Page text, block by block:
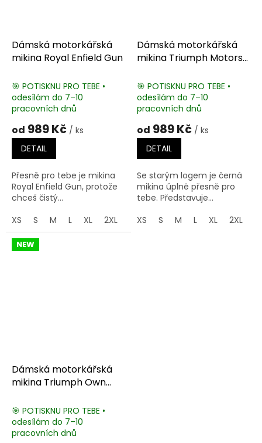
Dámská motorkářská
mikina Royal Enfield Gun
🎯 POTISKNU PRO TEBE •
odesílám do 7–10
pracovních dnů
od 989 Kč / ks
DETAIL
Přesně pro tebe je mikina
Royal Enfield Gun, protože
chceš čistý...
XS
S M L XL 2XL 3XL 4XL 5XL
Dámská motorkářská
mikina Triumph Motors
🎯 POTISKNU PRO TEBE •
odesílám do 7–10
pracovních dnů
od 989 Kč / ks
DETAIL
Se starým logem je černá
mikina úplně přesně pro
tebe. Představuje...
XS
S M L XL 2XL
NEW
Dámská motorkářská
mikina Triumph Own
🎯 POTISKNU PRO TEBE •
odesílám do 7–10
pracovních dnů